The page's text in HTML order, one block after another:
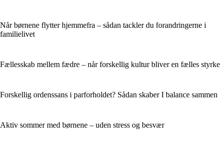
Når børnene flytter hjemmefra – sådan tackler du forandringerne i
familielivet
Fællesskab mellem fædre – når forskellig kultur bliver en fælles styrke
Forskellig ordenssans i parforholdet? Sådan skaber I balance sammen
Aktiv sommer med børnene – uden stress og besvær